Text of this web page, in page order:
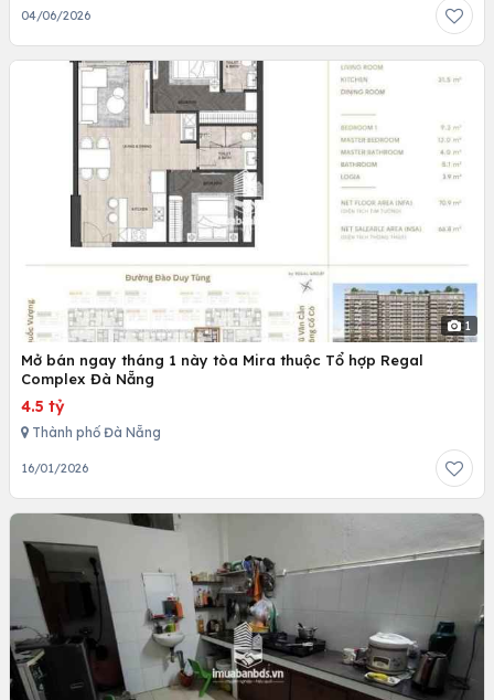
04/06/2026
1
Mở bán ngay tháng 1 này tòa Mira thuộc Tổ hợp Regal
Complex Đà Nẵng
4.5 tỷ
Thành phố Đà Nẵng
16/01/2026